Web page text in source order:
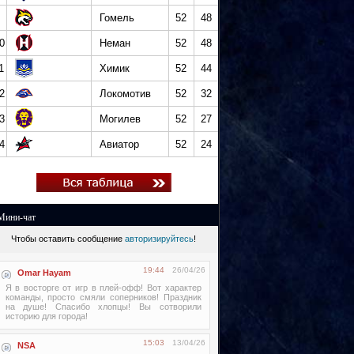
Гомель 52 48
Неман 52 48
Химик 52 44
Локомотив 52 32
Могилев 52 27
Авиатор 52 24
чат
Чтобы оставить сообщение авторизируйтесь!
Omar Hayam 26/04/26
19:44
Я в восторге от игр в плей-офф! Вот характер
команды, просто смяли соперников! Праздник
на душе! Спасибо хлопцы! Вы сотворили
историю для города!
NSA 13/04/26
15:03